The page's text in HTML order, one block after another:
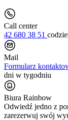
Call center
42 680 38 51
Mail
Formularz
dni w tygodniu
Biura Rainbow
Odwiedź jedno z
zarezerwuj swój